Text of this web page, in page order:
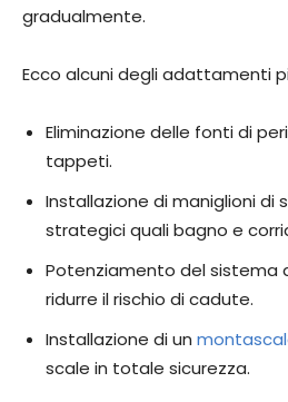
gradualmente.
Ecco alcuni degli adattamenti
Eliminazione delle fonti di
tappeti.
Installazione di maniglioni di
strategici quali bagno e
Potenziamento del sistema
ridurre il rischio di cadute.
Installazione di un
scale in totale sicurezza.